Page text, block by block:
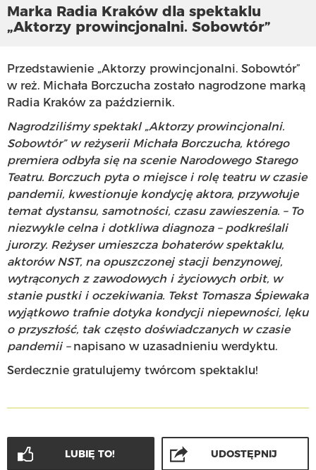
Marka Radia Kraków dla spektaklu
„Aktorzy prowincjonalni. Sobowtór”
Przedstawienie „Aktorzy prowincjonalni. Sobowtór”
w reż. Michała Borczucha zostało nagrodzone marką
Radia Kraków za październik.
Nagrodziliśmy spektakl „Aktorzy prowincjonalni.
Sobowtór” w reżyserii Michała Borczucha, którego
premiera odbyła się na scenie Narodowego Starego
Teatru. Borczuch pyta o miejsce i rolę teatru w czasie
pandemii, kwestionuje kondycję aktora, przywołuje
temat dystansu, samotności, czasu zawieszenia. – To
niezwykle celna i dotkliwa diagnoza – podkreślali
jurorzy. Reżyser umieszcza bohaterów spektaklu,
aktorów NST, na opuszczonej stacji benzynowej,
wytrąconych z zawodowych i życiowych orbit, w
stanie pustki i oczekiwania. Tekst Tomasza Śpiewaka
wyjątkowo trafnie dotyka kondycji niepewności, lęku
o przyszłość, tak często doświadczanych w czasie
pandemii – napisano w uzasadnieniu werdyktu.
Serdecznie gratulujemy twórcom spektaklu!
LUBIĘ TO! UDOSTĘPNIJ